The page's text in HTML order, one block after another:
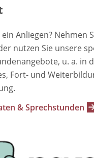
ein Anliegen? Nehmen
nutzen Sie unsere
u. a. in
Fort- und
& Sprechstunden